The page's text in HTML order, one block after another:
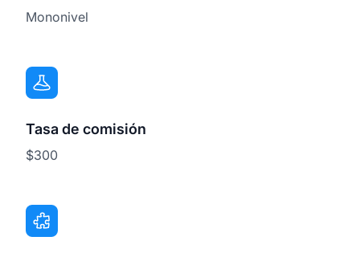
Mononivel
Tasa de comisión
$300